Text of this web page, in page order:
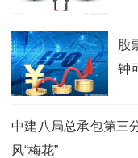
股
钟
中建八局总承包第三
风“梅花”